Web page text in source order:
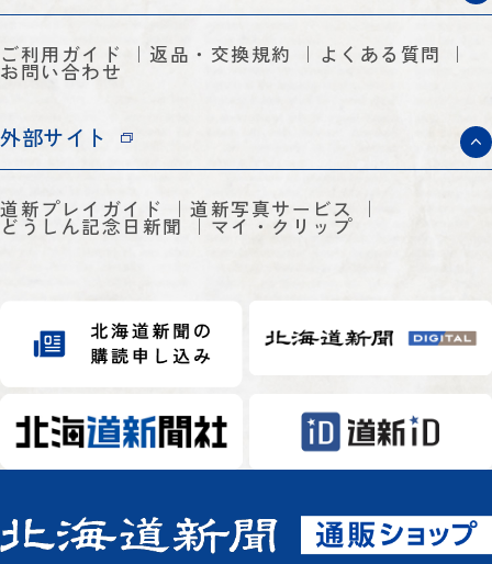
ご利用ガイド 返品・交換規約 よくある質問
お問い合わせ
外部サイト
道新プレイガイド 道新写真サービス
どうしん記念日新聞 マイ・クリップ